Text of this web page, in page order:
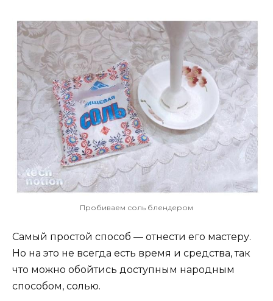
Пробиваем соль блендером
Самый простой способ — отнести его мастеру.
Но на это не всегда есть время и средства, так
что можно обойтись доступным народным
способом, солью.